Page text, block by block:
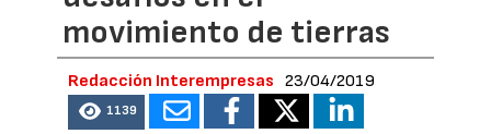
movimiento de tierras
Redacción Interempresas 23/04/2019
1139